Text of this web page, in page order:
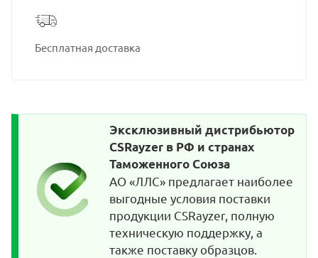
Бесплатная доставка
Эксклюзивный дистрибьютор
CSRayzer в РФ и странах
Таможенного Союза
АО «ЛЛС» предлагает наиболее
выгодные условия поставки
продукции CSRayzer, полную
техническую поддержку, а
также поставку образцов.